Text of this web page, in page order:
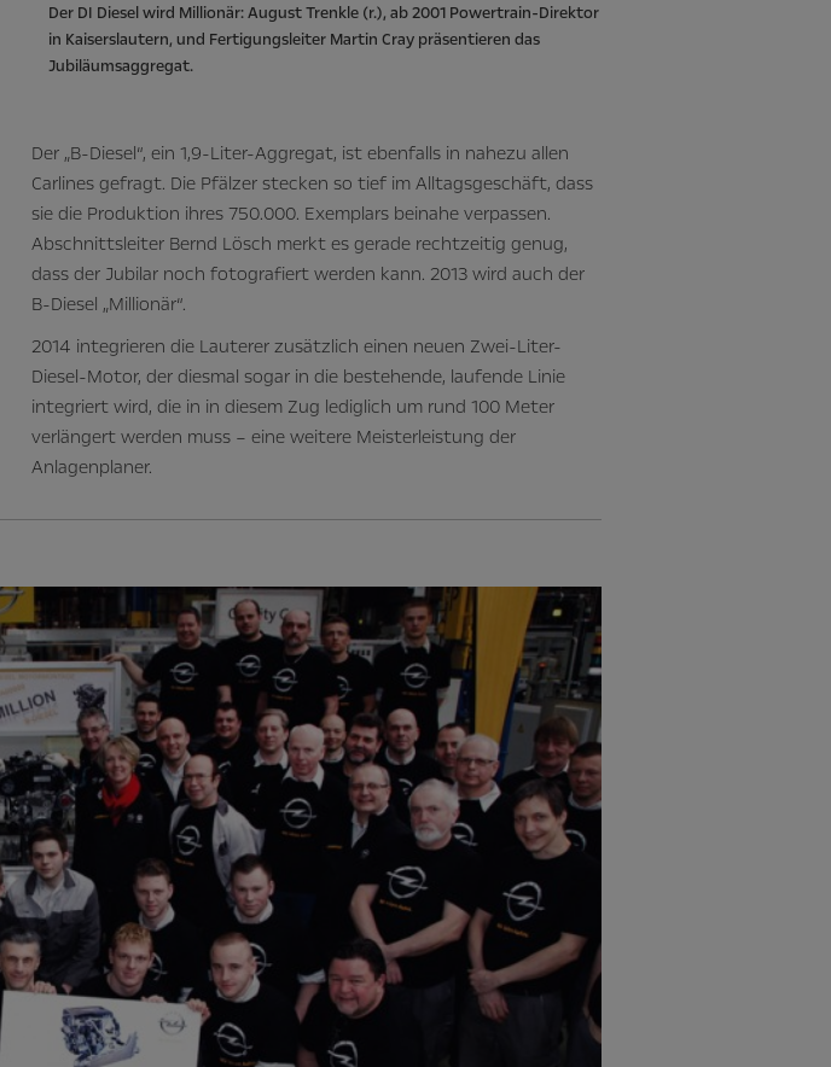
Der DI Diesel wird Millionär: August Trenkle (r.), ab 2001 Powertrain-Direktor
in Kaiserslautern, und Fertigungsleiter Martin Cray präsentieren das
Jubiläumsaggregat.
Der „B-Diesel“, ein 1,9-Liter-Aggregat, ist ebenfalls in nahezu allen
Carlines gefragt. Die Pfälzer stecken so tief im Alltagsgeschäft, dass
sie die Produktion ihres 750.000. Exemplars beinahe verpassen.
Abschnittsleiter Bernd Lösch merkt es gerade rechtzeitig genug,
dass der Jubilar noch fotografiert werden kann. 2013 wird auch der
B-Diesel „Millionär“.
2014 integrieren die Lauterer zusätzlich einen neuen Zwei-Liter-
Diesel-Motor, der diesmal sogar in die bestehende, laufende Linie
integriert wird, die in in diesem Zug lediglich um rund 100 Meter
verlängert werden muss – eine weitere Meisterleistung der
Anlagenplaner.